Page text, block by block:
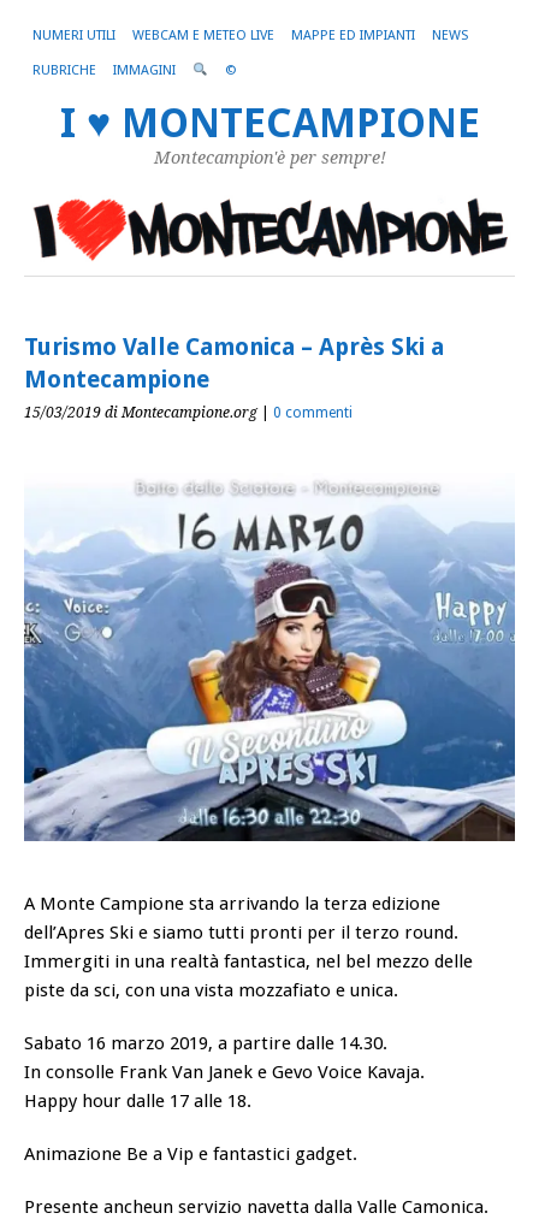
NUMERI UTILI WEBCAM E METEO LIVE MAPPE ED IMPIANTI NEWS
RUBRICHE IMMAGINI ©
I ♥ MONTECAMPIONE
Montecampion'è per sempre!
Turismo Valle Camonica – Après Ski a
Montecampione
15/03/2019 di Montecampione.org| 0 commenti
A Monte Campione sta arrivando la terza edizione
dell’Apres Ski e siamo tutti pronti per il terzo round.
Immergiti in una realtà fantastica, nel bel mezzo delle
piste da sci, con una vista mozzafiato e unica.
Sabato 16 marzo 2019, a partire dalle 14.30.
In consolle Frank Van Janek e Gevo Voice Kavaja.
Happy hour dalle 17 alle 18.
Animazione Be a Vip e fantastici gadget.
Presente ancheun servizio navetta dalla Valle Camonica.